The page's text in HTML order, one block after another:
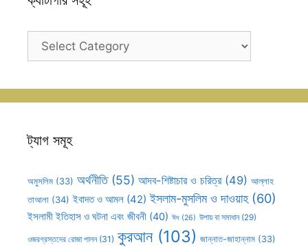
ক্যাটাগরি
ট্যাগ সমূহ
অমুসলিম (33) অর্থনীতি(55) আদব-শিষ্টাচার ও চরিত্র(49) আল্লাহ
তাআলা (34) ইবাদত ও আমল (42) ইসলাম-মুসলিম ও দাওয়াহ(60)
ইসলামী ইতিহাস ও ঘটনা এবং জীবনী (40) ঈদ (26) উপায় বা সমাধান(29)
ওজরগ্রস্তদের রোজা পালন(31) কুরআন(103) জান্নাত-জাহান্নাম (33)